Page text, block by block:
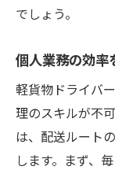
でしょう。
個人業務の効率
軽貨物ドライバ
理のスキルが不
は、配送ルート
します。まず、